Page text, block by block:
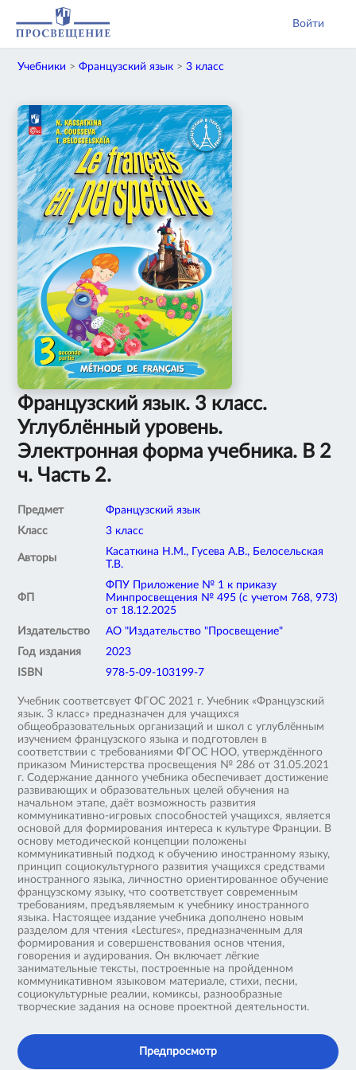
Войти
Учебники >Французский язык >3 класс
Французский язык. 3 класс.
Углублённый уровень.
Электронная форма учебника. В 2
ч. Часть 2.
Предмет
Французский язык
Класс
3 класс
Авторы
Касаткина Н.М., Гусева А.В., Белосельская
Т.В.
ФП
ФПУ Приложение № 1 к приказу
Минпросвещения № 495 (с учетом 768, 973)
от 18.12.2025
Издательство
АО "Издательство "Просвещение"
Год издания
2023
ISBN
978-5-09-103199-7
Учебник соответсвует ФГОС 2021 г. Учебник «Французский
язык. 3 класс» предназначен для учащихся
общеобразовательных организаций и школ с углублённым
изучением французского языка и подготовлен в
соответствии с требованиями ФГОС НОО, утверждённого
приказом Министерства просвещения № 286 от 31.05.2021
г. Содержание данного учебника обеспечивает достижение
развивающих и образовательных целей обучения на
начальном этапе, даёт возможность развития
коммуникативно-игровых способностей учащихся, является
основой для формирования интереса к культуре Франции. В
основу методической концепции положены
коммуникативный подход к обучению иностранному языку,
принцип социокультурного развития учащихся средствами
иностранного языка, личностно ориентированное обучение
французскому языку, что соответствует современным
требованиям, предъявляемым к учебнику иностранного
языка. Настоящее издание учебника дополнено новым
разделом для чтения «Lectures», предназначенным для
формирования и совершенствования основ чтения,
говорения и аудирования. Он включает лёгкие
занимательные тексты, построенные на пройденном
коммуникативном языковом материале, стихи, песни,
социокультурные реалии, комиксы, разнообразные
творческие задания на основе проектной деятельности.
Предпросмотр